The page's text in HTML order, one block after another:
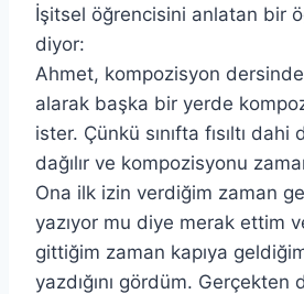
İşitsel öğrencisini anlatan bir
diyor:
Ahmet, kompozisyon
alarak başka bir yerde
ister. Çünkü sınıfta fısıltı
dağılır ve kompozisyonu
Ona ilk izin verdiğim zaman
yazıyor mu diye merak ettim
gittiğim zaman kapıya
yazdığını gördüm. Gerçekten